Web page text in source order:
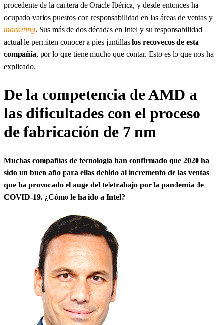
procedente de la cantera de Oracle Ibérica, y desde entonces ha
ocupado varios puestos con responsabilidad en las áreas de ventas y
marketing. Sus más de dos décadas en Intel y su responsabilidad
actual le permiten conocer a pies juntillas los recovecos de esta
compañía, por lo que tiene mucho que contar. Esto es lo que nos ha
explicado.
De la competencia de AMD a
las dificultades con el proceso
de fabricación de 7 nm
Muchas compañías de tecnología han confirmado que 2020 ha
sido un buen año para ellas debido al incremento de las ventas
que ha provocado el auge del teletrabajo por la pandemia de
COVID-19. ¿Cómo le ha ido a Intel?